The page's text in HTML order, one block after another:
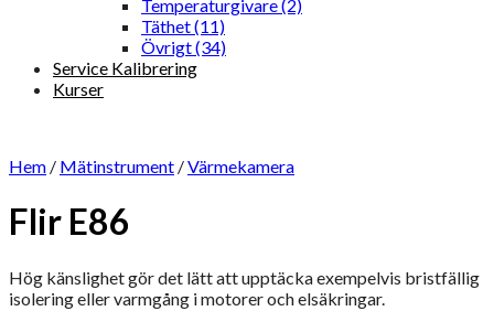
Temperaturgivare (2)
Täthet (11)
Övrigt (34)
Service Kalibrering
Kurser
Hem / Mätinstrument /Värmekamera
Flir E86
Hög känslighet gör det lätt att upptäcka exempelvis bristfällig
isolering eller varmgång i motorer och elsäkringar.